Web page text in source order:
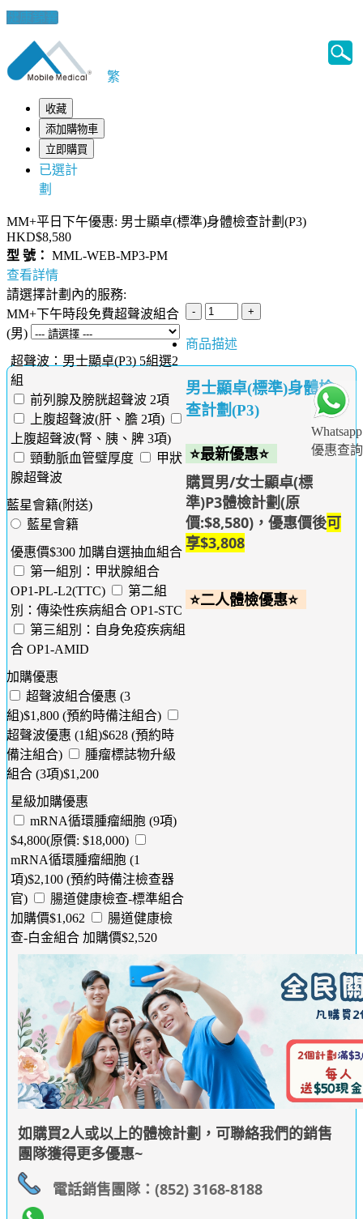
健康錦囊
Whatsapp
優惠查詢
繁
收藏
添加購物車
立即購買
已選計
劃
MM+平日下午優惠: 男士顯卓(標準)身體檢查計劃(P3)
HKD$8,580
型 號： MML-WEB-MP3-PM
查看詳情
請選擇計劃內的服務:
MM+下午時段免費超聲波組合
(男)
超聲波：男士顯卓(P3) 5組選2
組
前列腺及膀胱超聲波 2項
上腹超聲波(肝、膽 2項)
上腹超聲波(腎、胰、脾 3項)
頸動脈血管璧厚度
甲狀
腺超聲波
藍星會籍(附送)
藍星會籍
優惠價$300 加購自選抽血組合
第一組別：甲狀腺組合
OP1-PL-L2(TTC)
第二組
別：傳染性疾病組合 OP1-STC
第三組別：自身免疫疾病組
合 OP1-AMID
加購優惠
超聲波組合優惠 (3
組)$1,800 (預約時備注組合)
超聲波優惠 (1組)$628 (預約時
備注組合)
腫瘤標誌物升級
組合 (3項)$1,200
星級加購優惠
mRNA循環腫瘤細胞 (9項)
$4,800(原價: $18,000)
mRNA循環腫瘤細胞 (1
項)$2,100 (預約時備注檢查器
官)
腸道健康檢查-標準組合
加購價$1,062
腸道健康檢
查-白金組合 加購價$2,520
商品描述
男士顯卓(標準)身體檢
查計劃(P3)
⭐最新優惠⭐
購買男/女士顯卓(標
準)P3體檢計劃(原
價:$8,580)，優惠價後可
享$3,808
⭐二人體檢優惠⭐
如購買2人或以上的體檢計劃，可聯絡我們的銷售
團隊獲得更多優惠~
電話銷售團隊：(852) 3168-8188